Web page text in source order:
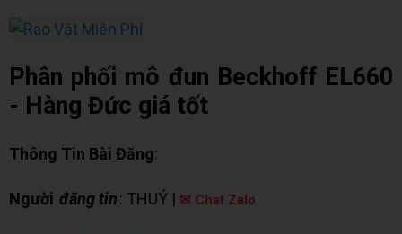
Phân phối mô đun Beckhoff EL660
- Hàng Đức giá tốt
Thông Tin Bài Đăng:
Người đăng tin: THUÝ | ✉ Chat Zalo